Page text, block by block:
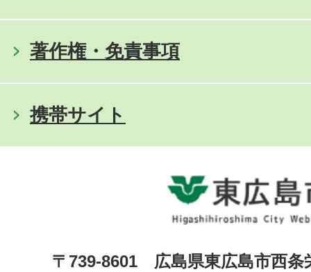
著作権・免責事項
携帯サイト
〒739-8601 広島県東広島市西